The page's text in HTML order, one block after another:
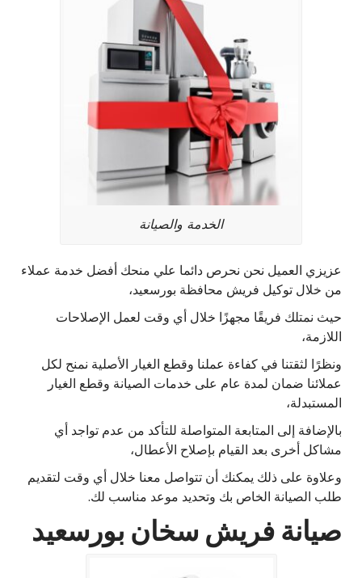
الخدمة والصيانة
عزيزي العميل نحن نحرص دائما علي منحك أفضل خدمة عملاء
من خلال توكيل فريش محافظة بورسعيد،
حيث نمتلك فريقًا مجهزًا خلال أي وقت لعمل الإصلاحات
اللازمة،
ونظرًا لثقتنا في كفاءة عملنا وقطع الغيار الأصلية نمنح لكل
عملائنا ضمان لمدة عام على خدمات الصيانة وقطع الغيار
المستبدلة،
بالإضافة إلى المتابعة المتواصلة للتأكد من عدم تواجد أي
مشاكل أخرى بعد القيام بإصلاح الأعطال،
وعلاوة على ذلك يمكنك أن تتواصل معنا خلال أي وقت لتقديم
طلب الصيانة الخاص بك وتحديد موعد مناسب لك.
صيانة فريش سخان بورسعيد